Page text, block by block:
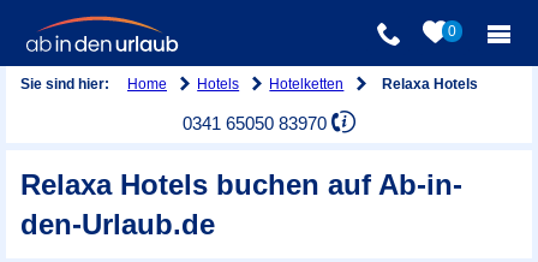
0
Sie sind hier: Home Hotels Hotelketten Relaxa Hotels
0341 65050 83970
Relaxa Hotels buchen auf Ab-in-
den-Urlaub.de